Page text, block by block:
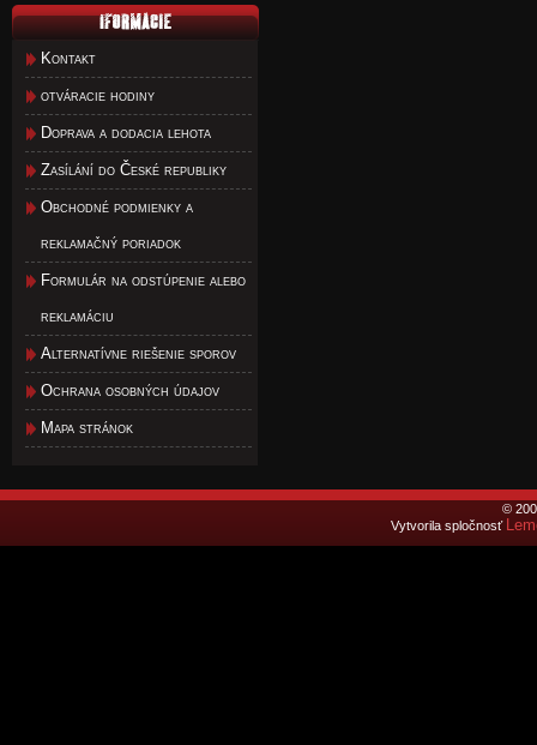
Kontakt
otváracie hodiny
Doprava a dodacia lehota
Zasílání do České republiky
Obchodné podmienky a
reklamačný poriadok
Formulár na odstúpenie alebo
reklamáciu
Alternatívne riešenie sporov
Ochrana osobných údajov
Mapa stránok
©
Vytvorila spločnosť